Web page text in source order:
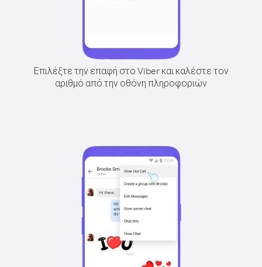
Επιλέξτε την επαφή στο Viber και καλέστε τον
αριθμό από την οθόνη πληροφοριών